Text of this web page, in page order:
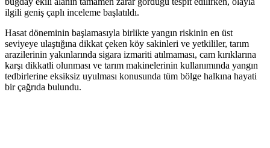
ilgili geniş çaplı inceleme başlatıldı.
Hasat döneminin başlamasıyla birlikte yangın riskinin en üst
seviyeye ulaştığına dikkat çeken köy sakinleri ve yetkililer, tarım
arazilerinin yakınlarında sigara izmariti atılmaması, cam kırıklarına
karşı dikkatli olunması ve tarım makinelerinin kullanımında yangın
tedbirlerine eksiksiz uyulması konusunda tüm bölge halkına hayati
bir çağrıda bulundu.